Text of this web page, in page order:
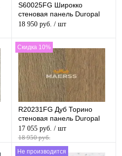
S60025FG Широкко
стеновая панель Duropal
18 950 руб. / шт
Скидка 10%
R20231FG Дуб Торино
стеновая панель Duropal
17 055 руб. / шт
18 950 руб.
Не производится